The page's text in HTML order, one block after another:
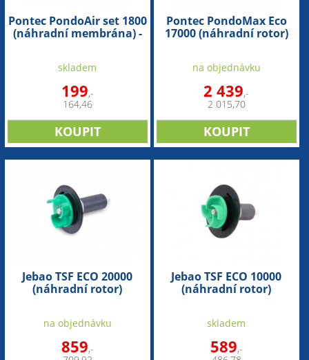
Pontec PondoAir set 1800
(náhradní membrána) -
skladem
199,-
164,46
Pontec PondoMax Eco
17000 (náhradní rotor)
na objednávku
2 439,-
2 015,70
Jebao TSF ECO 20000
(náhradní rotor)
na objednávku
859,-
Jebao TSF ECO 10000
(náhradní rotor)
skladem
589,-